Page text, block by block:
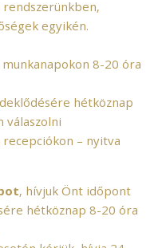
egyikén.
munkanapokon 8-20 óra
hétköznap
válaszolni
– nyitva
, hívjuk Önt időpont
hétköznap 8-20 óra